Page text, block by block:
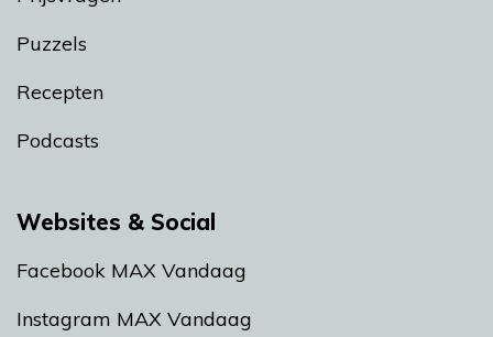
Puzzels
Recepten
Podcasts
Websites & Social
Facebook MAX Vandaag
Instagram MAX Vandaag